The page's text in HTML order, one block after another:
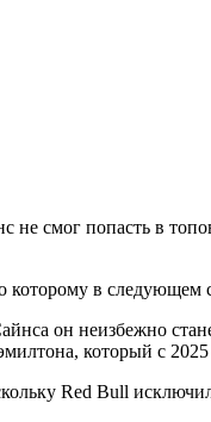
не смог попасть в
в следующем
он неизбежно
который с
Red Bull